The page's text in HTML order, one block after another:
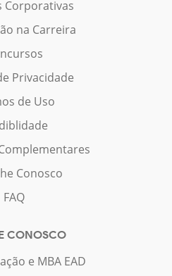
Corporativas
na Carreira
Privacidade
de Uso
Conosco
FAQ
CONOSCO
e MBA EAD